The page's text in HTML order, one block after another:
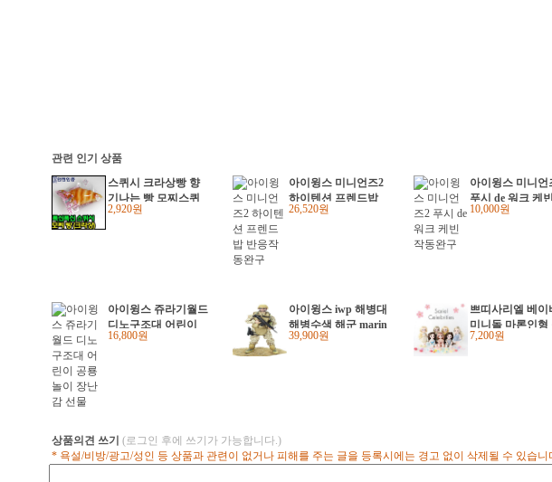
관련 인기 상품
스퀴시 크라상빵 향
기나는 빵 모찌스퀴
시 장난감
2,920원
아이윙스 미니언즈2
하이텐션 프렌드밥
반응작동완구
26,520원
아이윙스 미니언
푸시 de 워크 케
동완구
10,000원
아이윙스 쥬라기월드
디노구조대 어린이
공룡놀이 장난감 선
16,800원
아이윙스 iwp 해병대
해병수색 해군 marin
e forces 피규어 nb01
39,900원
쁘띠사리엘 베이
미니돌 마론인형
체관절인형 16cm
7,200원
상품의견 쓰기 (로그인 후에 쓰기가 가능합니다.)
* 욕설/비방/광고/성인 등 상품과 관련이 없거나 피해를 주는 글을 등록시에는 경고 없이 삭제될 수 있습니